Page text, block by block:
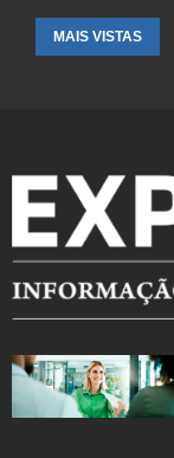
MAIS VISTAS
CIDADES